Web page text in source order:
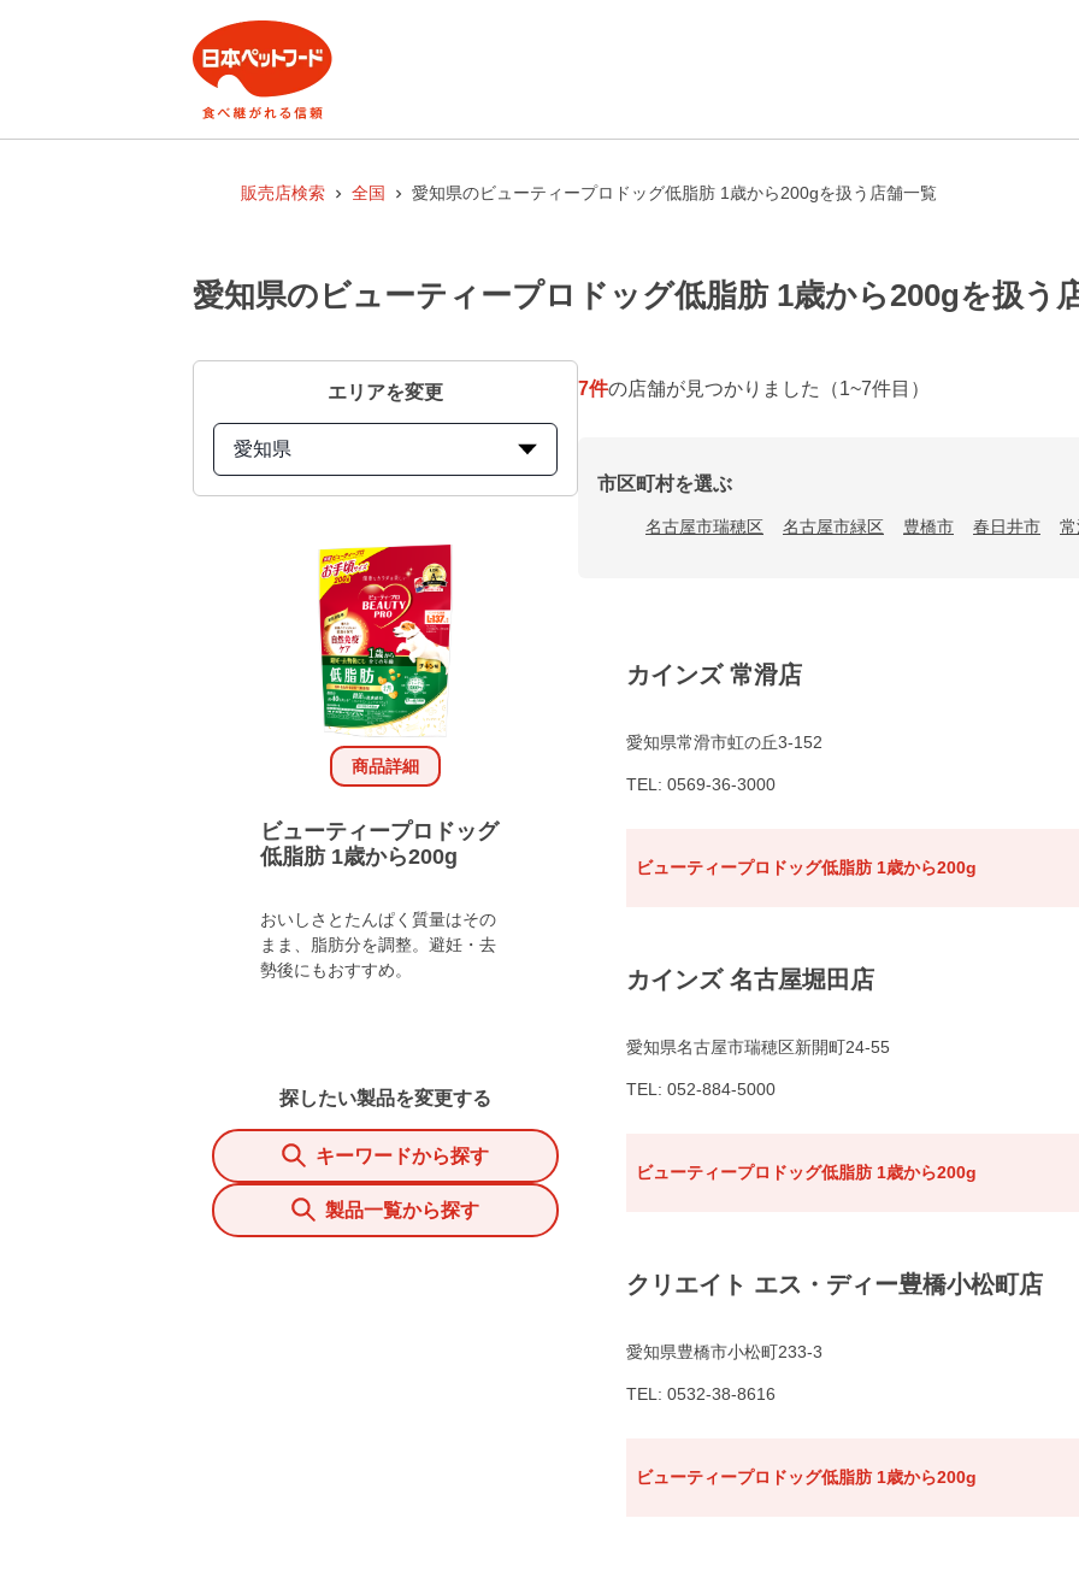
販売店検索 全国 愛知県のビューティープロドッグ低脂肪 1歳から200gを扱う店舗一覧
愛知県のビューティープロドッグ低脂肪 1歳から200gを扱う
エリアを変更
愛知県
商品詳細
ビューティープロドッグ
低脂肪 1歳から200g
おいしさとたんぱく質量はその
まま、脂肪分を調整。避妊・去
勢後にもおすすめ。
探したい製品を変更する
キーワードから探す
製品一覧から探す
7件の店舗が見つかりました （1~7件目）
市区町村を選ぶ
名古屋市瑞穂区 名古屋市緑区 豊橋市 春日井市
カインズ 常滑店
愛知県常滑市虹の丘3-152
TEL: 0569-36-3000
ビューティープロドッグ低脂肪 1歳から200g
カインズ 名古屋堀田店
愛知県名古屋市瑞穂区新開町24-55
TEL: 052-884-5000
ビューティープロドッグ低脂肪 1歳から200g
クリエイト エス・ディー豊橋小松町店
愛知県豊橋市小松町233-3
TEL: 0532-38-8616
ビューティープロドッグ低脂肪 1歳から200g